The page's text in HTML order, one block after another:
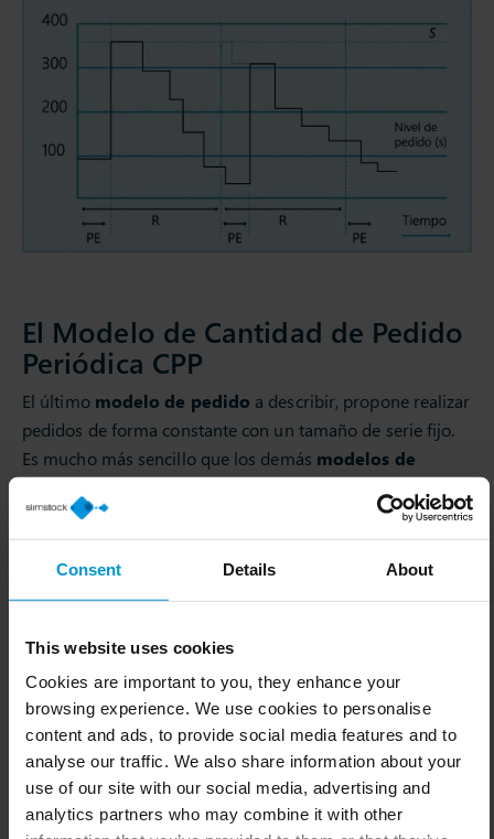
Consent Details About
This website uses cookies
Cookies are important to you, they enhance your
browsing experience. We use cookies to personalise
content and ads, to provide social media features and to
analyse our traffic. We also share information about your
use of our site with our social media, advertising and
analytics partners who may combine it with other
El Modelo de Cantidad de Pedido
Periódica CPP
El último modelo de pedido a describir, propone realizar
pedidos de forma constante con un tamaño de serie fijo.
Es mucho más sencillo que los demás modelos de
productos en los que no se quiere invertir muchos
recursos. En su aplicación, el modelo sugiere comprar
cantidades fijas de manera periódica. Sin considerar el
nivel de inventario existente en ese momento.
luego calculando el intervalo de compra “R” con la
siguiente fórmula: